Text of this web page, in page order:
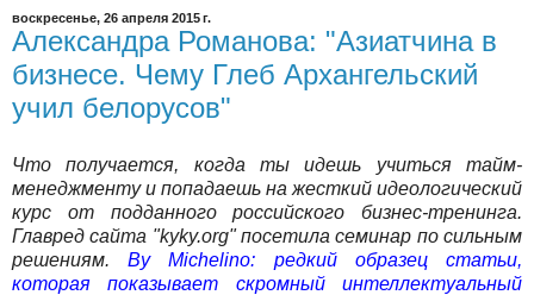
воскресенье, 26 апреля 2015 г.
Александра Романова: "Азиатчина в
бизнесе. Чему Глеб Архангельский
учил белорусов"
Что получается, когда ты идешь учиться тайм-
менеджменту и попадаешь на жесткий идеологический
курс от подданного российского бизнес-тренинга.
Главред сайта "kyky.org" посетила семинар по сильным
решениям.By Michelino: редкий образец статьи,
которая показывает скромный интеллектуальный